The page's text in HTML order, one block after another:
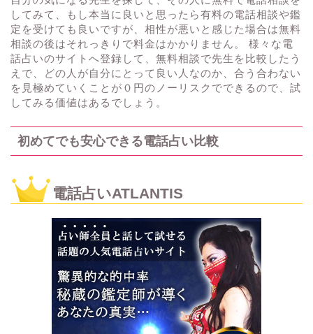
してみて、もし本当に良いと思ったら有料の電話相談や鑑
定を受けても良いですが、相性が悪いと感じた場合は無料
相談の後はそれっきりで料金はかかりません。 様々な電
話占いのサイトへ登録して、無料相談で先生を比較したう
えで、どの人が自分にとって良い人なのか、合う合わない
を見極めていくことが０円のノーリスクでできるので、試
してみる価値はあるでしょう。
初めてでも安心できる電話占い比較
電話占いATLANTIS